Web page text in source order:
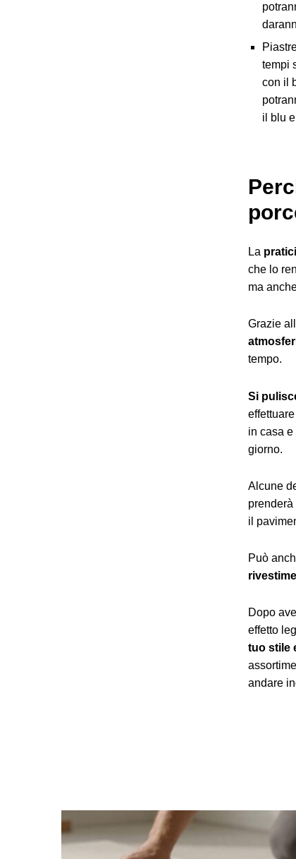
tempi
con il
il blu
La
che lo
ma
Grazie
tempo.
Si
in casa
giorno.
Alcune
il
Può
Dopo
effetto
tuo stile
andare